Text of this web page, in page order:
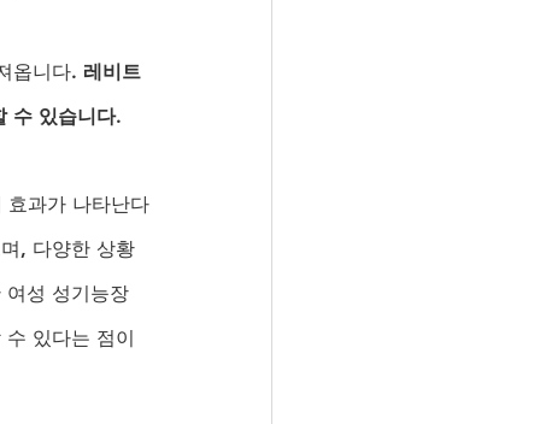
옵니다. 레비트
수 있습니다.
효과가 나타난다
, 다양한 상황
여성 성기능장
있다는 점이